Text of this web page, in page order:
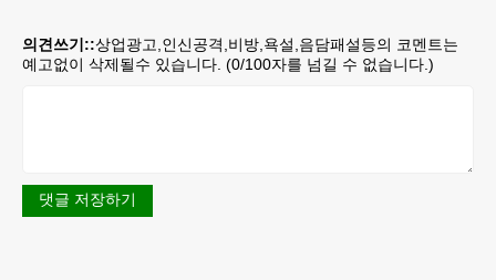
의견쓰기::상업광고,인신공격,비방,욕설,음담패설등의 코멘트는
예고없이 삭제될수 있습니다. (0/100자를 넘길 수 없습니다.)
댓글 저장하기